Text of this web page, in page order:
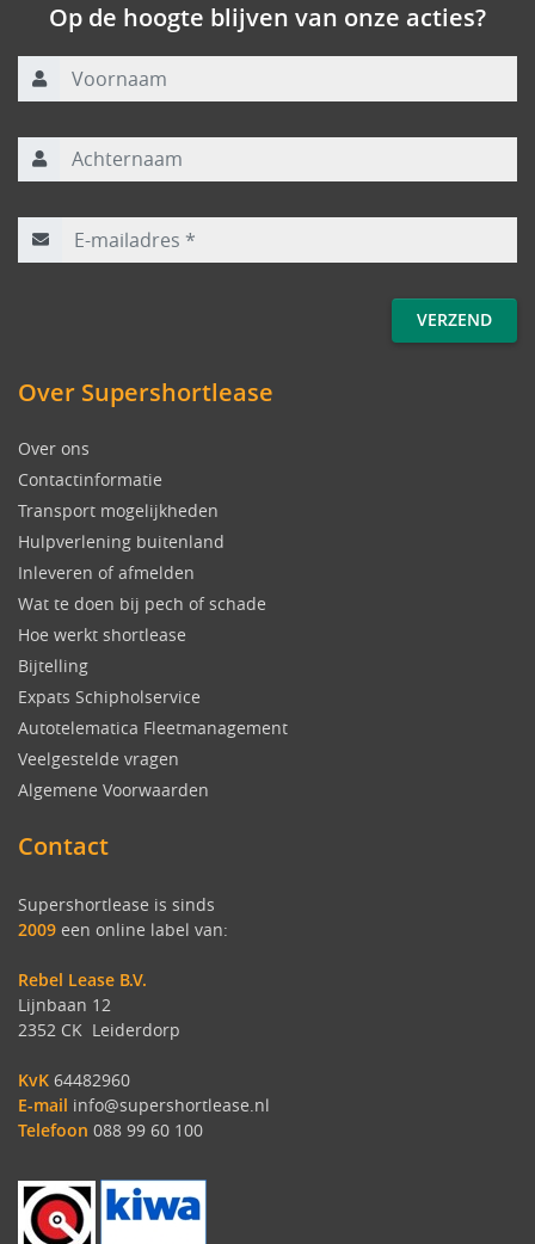
Op de hoogte blijven van onze acties?
Over Supershortlease
Over ons
Contactinformatie
Transport mogelijkheden
Hulpverlening buitenland
Inleveren of afmelden
Wat te doen bij pech of schade
Hoe werkt shortlease
Bijtelling
Expats Schipholservice
Autotelematica Fleetmanagement
Veelgestelde vragen
Algemene Voorwaarden
Contact
Supershortlease is sinds
2009 een online label van:
Rebel Lease B.V.
Lijnbaan 12
2352 CK Leiderdorp
KvK 64482960
E-mail info@supershortlease.nl
Telefoon 088 99 60 100